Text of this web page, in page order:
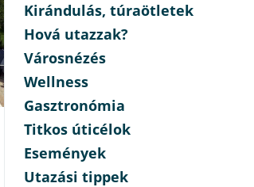
Kirándulás, túraötletek
Hová utazzak?
Városnézés
Wellness
Gasztronómia
Titkos úticélok
Események
Utazási tippek